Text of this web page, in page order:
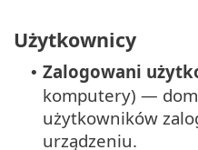
Użytkownicy
• Zalogowani
komputery) —
użytkowników
urządzeniu.